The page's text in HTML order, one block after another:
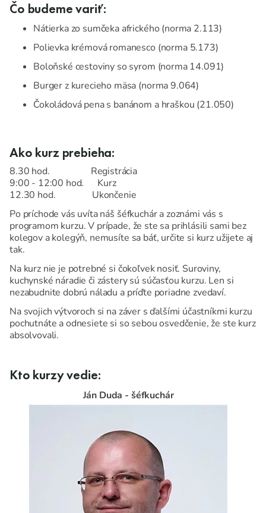
Čo budeme variť:
Nátierka zo sumčeka afrického (norma 2.113)
Polievka krémová romanesco (norma 5.173)
Boloňské cestoviny so syrom (norma 14.091)
Burger z kurecieho mäsa (norma 9.064)
Čokoládová pena s banánom a hraškou (21.050)
Ako kurz prebieha:
8.30 hod. Registrácia
9:00 - 12:00 hod. Kurz
12.30 hod. Ukončenie
Po príchode vás uvíta náš šéfkuchár a zoznámi vás s
programom kurzu. V prípade, že ste sa prihlásili sami bez
kolegov a kolegýň, nemusíte sa báť, určite si kurz užijete aj
tak.
Na kurz nie je potrebné si čokoľvek nosiť. Suroviny,
kuchynské náradie či zástery sú súčasťou kurzu. Len si
nezabudnite dobrú náladu a príďte poriadne zvedaví.
Na svojich výtvoroch si na záver s ďalšími účastníkmi kurzu
pochutnáte a odnesiete si so sebou osvedčenie, že ste kurz
absolvovali.
Kto kurzy vedie:
Ján Duda - šéfkuchár